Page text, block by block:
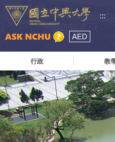
:::
AED
行政 教